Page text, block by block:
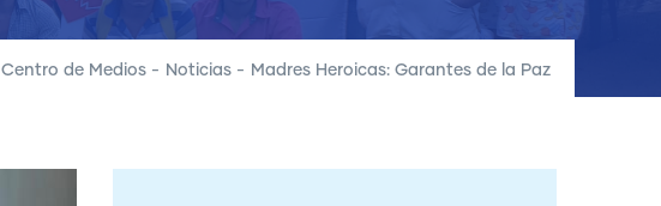
Centro de Medios - Noticias - Madres Heroicas: Garantes de la Paz